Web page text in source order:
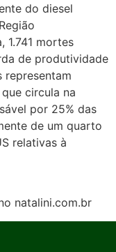
do diesel
1.741 mortes
de produtividade
representam
circula na
por 25% das
de um quarto
relativas à
natalini.com.br